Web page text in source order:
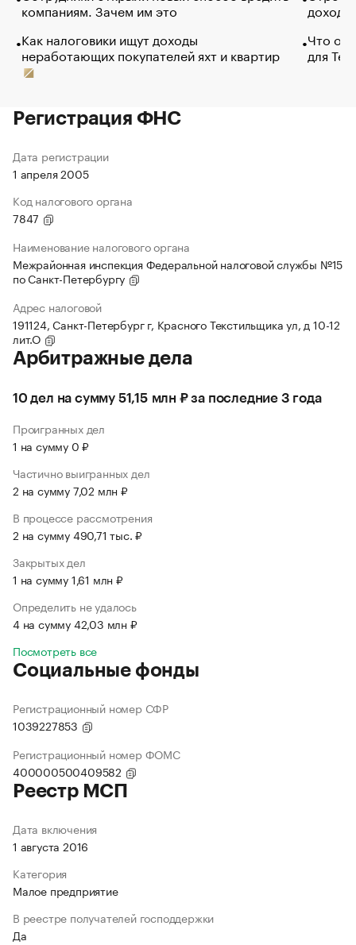
компаниям. Зачем им это
Как налоговики ищут доходы
неработающих покупателей яхт и квартир
Что
для
Регистрация ФНС
Дата регистрации
1 апреля 2005
Код налогового органа
7847
Наименование налогового органа
Межрайонная инспекция Федеральной налоговой службы №15
по Санкт-Петербургу
Адрес налоговой
191124, Санкт-Петербург г, Красного Текстильщика ул, д 10-12
лит.О
Арбитражные дела
10 дел на сумму 51,15 млн ₽ за последние 3 года
Проигранных дел
1 на сумму 0 ₽
Частично выигранных дел
2 на сумму 7,02 млн ₽
В процессе рассмотрения
2 на сумму 490,71 тыс. ₽
Закрытых дел
1 на сумму 1,61 млн ₽
Определить не удалось
4 на сумму 42,03 млн ₽
Посмотреть все
Социальные фонды
Регистрационный номер СФР
1039227853
Регистрационный номер ФОМС
400000500409582
Реестр МСП
Дата включения
1 августа 2016
Категория
Малое предприятие
В реестре получателей господдержки
Да